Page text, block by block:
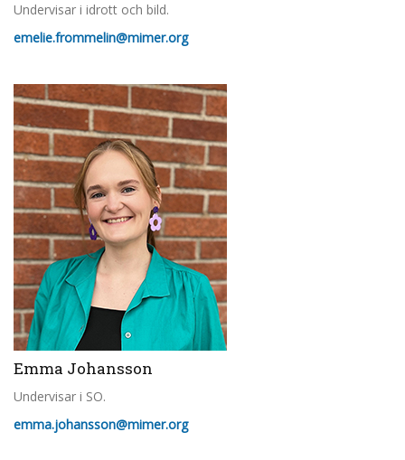
Undervisar i idrott och bild.
emelie.frommelin@mimer.org
Emma Johansson
Undervisar i SO.
emma.johansson@mimer.org